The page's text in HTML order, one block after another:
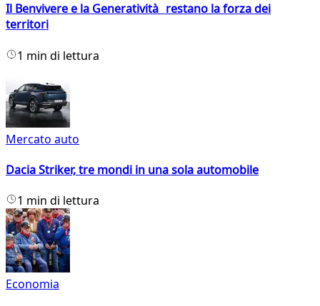
Il Benvivere e la Generatività restano la forza dei
territori
1 min di lettura
Mercato auto
Dacia Striker, tre mondi in una sola automobile
1 min di lettura
Economia